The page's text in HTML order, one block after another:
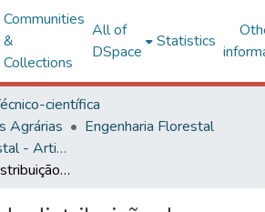
Communities
&
Collections
All of
DSpace
Statistics
científica
Agrárias
Engenharia Florestal
Engenharia Florestal - Artigos
Modelagem da distribuição de diâmetros utilizando autômatos celulares e redes neurais artificiais